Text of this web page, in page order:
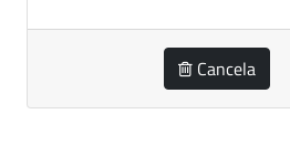
Cancela